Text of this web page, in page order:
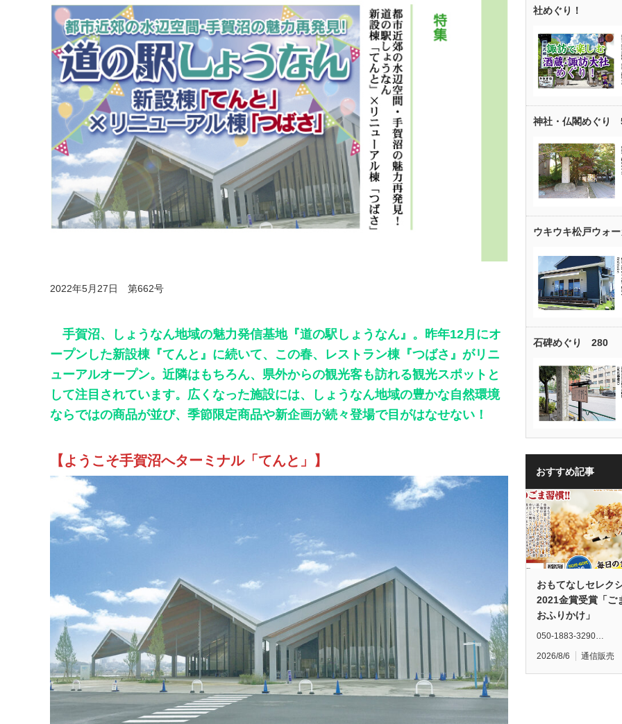
2022年5月27日 第662号
手賀沼、しょうなん地域の魅力発信基地『道の駅しょうなん』。昨年12月にオ
ープンした新設棟『てんと』に続いて、この春、レストラン棟『つばさ』がリニ
ューアルオープン。近隣はもちろん、県外からの観光客も訪れる観光スポットと
して注目されています。広くなった施設には、しょうなん地域の豊かな自然環境
ならではの商品が並び、季節限定商品や新企画が続々登場で目がはなせない！
【ようこそ手賀沼へターミナル「てんと」】
社めぐり！
神社・仏閣めぐり
ウキウキ松戸ウォ
石碑めぐり 280
おすすめ記事
おもてなしセレク
2021金賞受賞「ご
おふりかけ」
050-1883-3290…
2026/8/6 通信販売